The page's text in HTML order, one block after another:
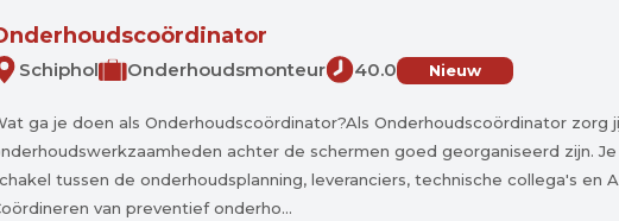
Schiphol Onderhoudsmonteur 40.0 Nieuw
ga je doen als Onderhoudscoördinator?Als Onderhoudscoördinator zorg
achter de schermen goed georganiseerd zijn.
tussen de onderhoudsplanning, leveranciers, technische collega's en
van preventief onderho...